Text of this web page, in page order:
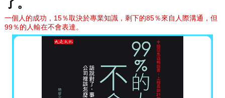
一個人的成功，15％取決於專業知識，剩下的85％來自人際溝通，但
99％的人輸在不會表達。